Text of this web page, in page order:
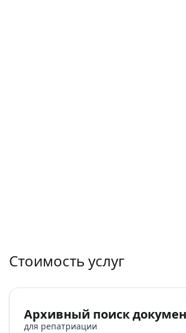
Стоимость услуг
Архивный поиск
для репатриации